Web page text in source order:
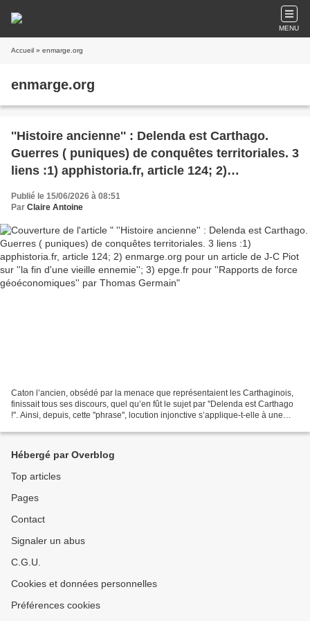
MENU
Accueil » enmarge.org
enmarge.org
''Histoire ancienne'' : Delenda est Carthago.
Guerres ( puniques) de conquêtes territoriales. 3
liens :1) apphistoria.fr, article 124; 2)
enmarge.org pour un article de J-C Piot sur ''la
fin d'une vieille ennemie''; 3) epge.fr pour
Thomas Germain
Publié le 15/06/2026 à 08:51
Par Claire Antoine
Caton l’ancien, obsédé par la menace que représentaient les Carthaginois,
finissait tous ses discours, quel qu’en fût le sujet par ''Delenda est Carthago
!''. Ainsi, depuis, cette ''phrase'', locution injonctive s’applique-t-elle à une
Hébergé par Overblog
Top articles
Pages
Contact
Signaler un abus
C.G.U.
Cookies et données personnelles
Préférences cookies